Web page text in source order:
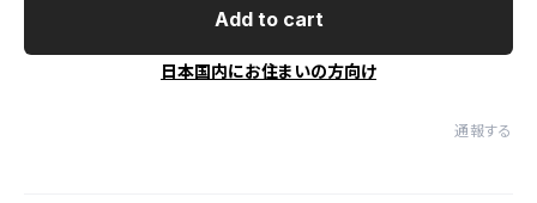
Add to cart
日本国内にお住まいの方向け
通報する